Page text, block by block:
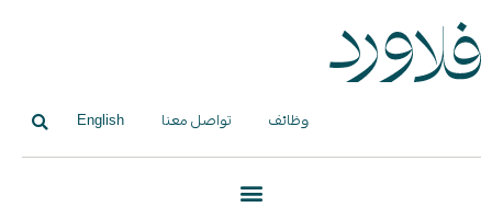
وظائف تواصل معنا English